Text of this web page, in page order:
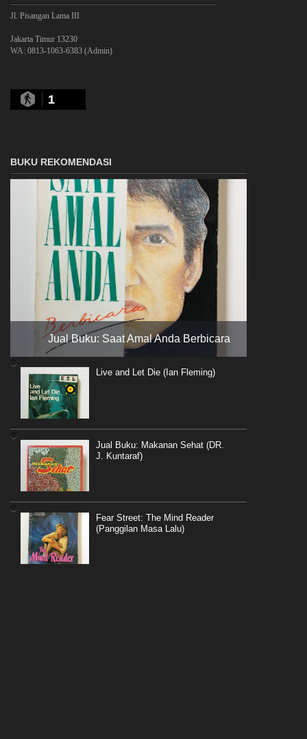
Jl. Pisangan Lama III
Jakarta Timur 13230
WA: 0813-1063-6383 (Admin)
1
BUKU REKOMENDASI
Jual Buku: Saat Amal Anda Berbicara
Live and Let Die (Ian Fleming)
Jual Buku: Makanan Sehat (DR.
J. Kuntaraf)
Fear Street: The Mind Reader
(Panggilan Masa Lalu)